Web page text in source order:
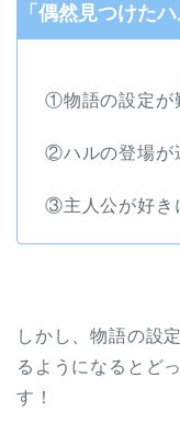
「偶然見つけた
①物語の設定が
②ハルの登場が
③主人公が好き
しかし、物語の設
るようになるとど
す！